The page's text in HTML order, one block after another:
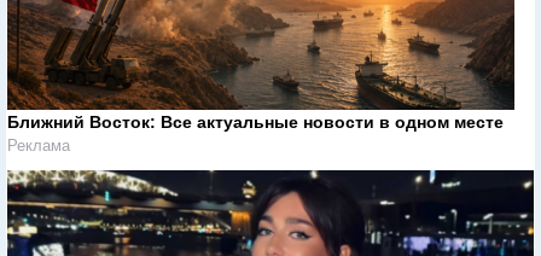
Ближний Восток: Все актуальные новости в одном месте
Реклама